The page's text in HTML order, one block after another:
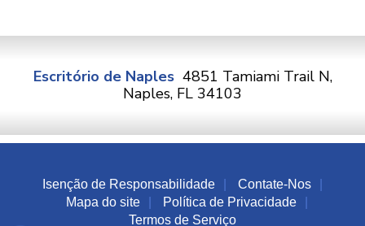
Escritório de Naples 4851 Tamiami Trail N,
Naples, FL 34103
Isenção de Responsabilidade
Contate-Nos
Mapa do site
Política de Privacidade
Termos de Serviço